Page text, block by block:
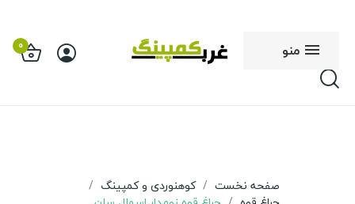
منو 0
صفحه نخست
کوهنوردی و کمپینگ